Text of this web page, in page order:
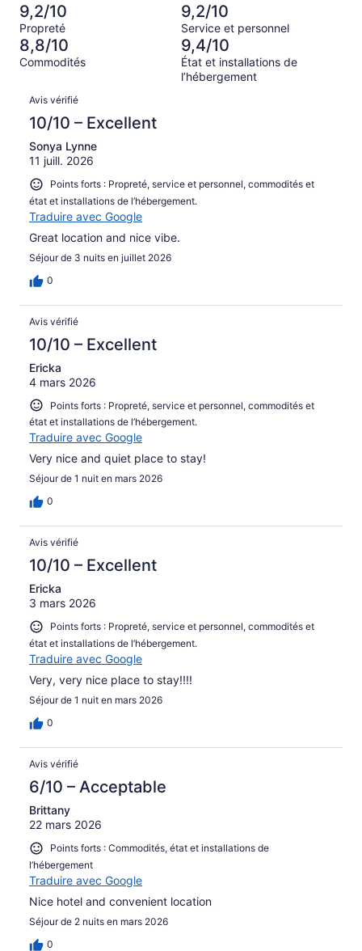
sur 251.
d’après
13 avis
sur 251.
Terrible,
d’après
9 avis
sur 251.
9,2/10
Propreté
9,2/10
Service et personnel
8,8/10
Commodités
9,4/10
État et installations de
l’hébergement
Avis
Avis vérifié
10/10 – Excellent
Sonya Lynne
11 juill. 2026
Points forts : Propreté, service et personnel, commodités et
état et installations de l’hébergement.
Traduire avec Google
Great location and nice vibe.
Séjour de 3 nuits en juillet 2026
0
Avis vérifié
10/10 – Excellent
Ericka
4 mars 2026
Points forts : Propreté, service et personnel, commodités et
état et installations de l’hébergement.
Traduire avec Google
Very nice and quiet place to stay!
Séjour de 1 nuit en mars 2026
0
Avis vérifié
10/10 – Excellent
Ericka
3 mars 2026
Points forts : Propreté, service et personnel, commodités et
état et installations de l’hébergement.
Traduire avec Google
Very, very nice place to stay!!!!
Séjour de 1 nuit en mars 2026
0
Avis vérifié
6/10 – Acceptable
Brittany
22 mars 2026
Points forts : Commodités, état et installations de
l’hébergement
Traduire avec Google
Nice hotel and convenient location
Séjour de 2 nuits en mars 2026
0